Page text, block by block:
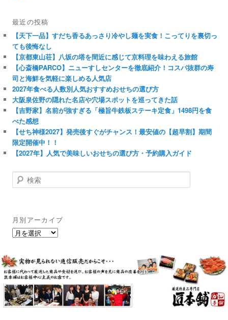
最近の投稿
【天下一品】すだち香るあっさり冷やし麺を実食！こってりを裏切っ
ても後悔なし
【京都東山荘】八坂の塔を間近に感じて京料理を味わえる旅館
【心斎橋PARCO】ニューすしセンターを徹底紹介！コスパ抜群の寿
司と海鮮を気軽に楽しめる人気店
2027年食べる人数別人気おすすめおせちの選び方
大阪泉佐野の隠れた名店や穴場スポットを巡ってきた話
【吉野家】名前が強すぎる「極旨牛鉄板ステーキ定食」1498円を食
べた感想
【せち神様2027】発売後すぐがチャンス！最安値の【超早割】期間
限定開催中！！
【2027年】人気で美味しいおせちの選び方・予約購入ガイド
検
索
月別アーカイブ
月
ー
カ
イ
ブ